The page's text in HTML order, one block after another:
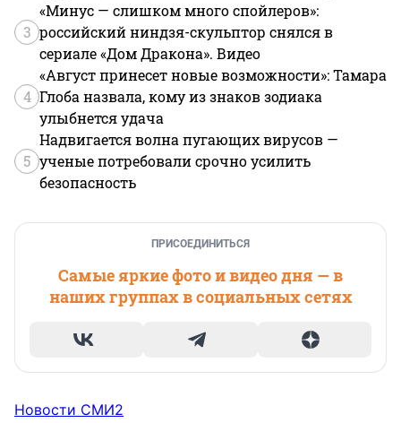
3
«Минус — слишком много спойлеров»:
российский ниндзя-скульптор снялся в
сериале «Дом Дракона». Видео
4
«Август принесет новые возможности»: Тамара
Глоба назвала, кому из знаков зодиака
улыбнется удача
5
Надвигается волна пугающих вирусов —
ученые потребовали срочно усилить
безопасность
ПРИСОЕДИНИТЬСЯ
Самые яркие фото и видео дня — в
наших группах в социальных сетях
Новости СМИ2